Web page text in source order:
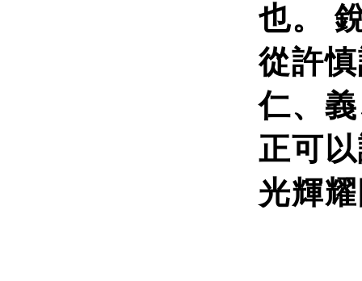
也。
從許
仁、
正可
光輝